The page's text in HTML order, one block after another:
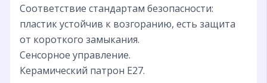
Соответствие стандартам безопасности:
пластик устойчив к возгоранию, есть защита
от короткого замыкания.
Сенсорное управление.
Керамический патрон Е27.